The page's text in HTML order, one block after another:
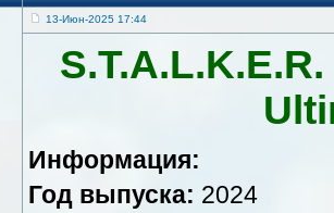
13-Июн-2025 17:44
Информация:
Год выпуска: 2024